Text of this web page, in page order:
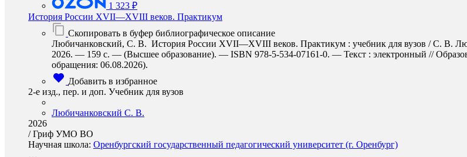
1 323 ₽
История России XVII—XVIII веков. Практикум
Скопировать в буфер библиографическое описание
Любичанковский, С. В. История России XVII—XVIII веков. Практикум : учебник для вузов / С. В.
2026. — 159 с. — (Высшее образование). — ISBN 978-5-534-07161-0. — Текст : электронный //
обращения: 06.08.2026).
Добавить в избранное
2-е изд., пер. и доп. Учебник для вузов
Любичанковский С. В.
2026
/Гриф УМО ВО
Научная школа: Оренбургский государственный педагогический университет (г. Оренбург)
…